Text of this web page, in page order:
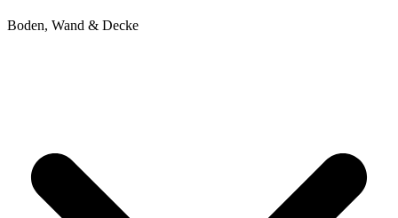
Boden, Wand & Decke